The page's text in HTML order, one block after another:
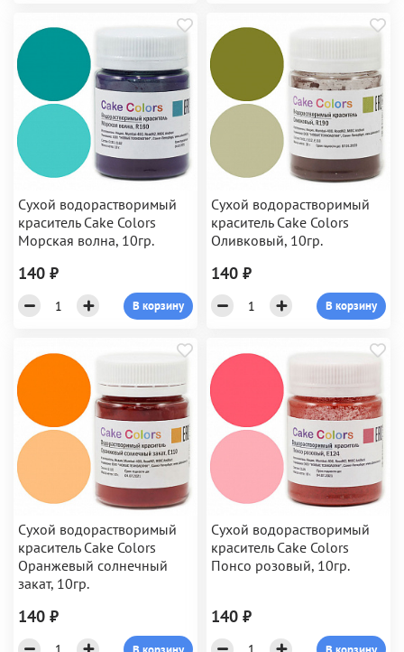
Сухой водорастворимый
краситель Cake Colors
Морская волна, 10гр.
140 ₽
В корзину
Сухой водорастворимый
краситель Cake Colors
Оливковый, 10гр.
140 ₽
В корзину
Сухой водорастворимый
краситель Cake Colors
Оранжевый солнечный
закат, 10гр.
140 ₽
Сухой водорастворимый
краситель Cake Colors
Понсо розовый, 10гр.
140 ₽